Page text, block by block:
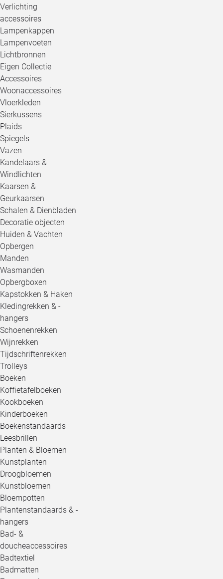
Verlichting
accessoires
Lampenkappen
Lampenvoeten
Lichtbronnen
Eigen Collectie
Accessoires
Woonaccessoires
Vloerkleden
Sierkussens
Plaids
Spiegels
Vazen
Kandelaars &
Windlichten
Kaarsen &
Geurkaarsen
Schalen & Dienbladen
Decoratie objecten
Huiden & Vachten
Opbergen
Manden
Wasmanden
Opbergboxen
Kapstokken & Haken
Kledingrekken & -
hangers
Schoenenrekken
Wijnrekken
Tijdschriftenrekken
Trolleys
Boeken
Koffietafelboeken
Kookboeken
Kinderboeken
Boekenstandaards
Leesbrillen
Planten & Bloemen
Kunstplanten
Droogbloemen
Kunstbloemen
Bloempotten
Plantenstandaards & -
hangers
Bad- &
doucheaccessoires
Badtextiel
Badmatten